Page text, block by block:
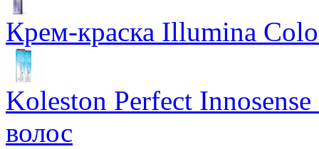
Крем-краска Illumina
Koleston Perfect Innosense
волос